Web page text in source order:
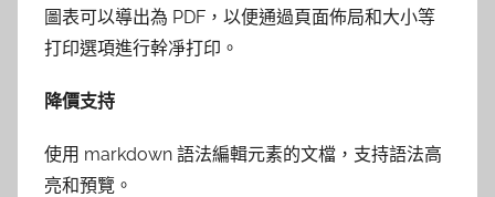
圖表可以導出為 PDF，以便通過頁面佈局和大小等
打印選項進行幹凈打印。
降價支持
使用 markdown 語法編輯元素的文檔，支持語法高
亮和預覽。